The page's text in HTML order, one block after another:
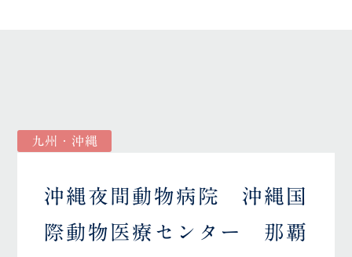
九州・沖縄
沖縄夜間動物病院 沖縄国
際動物医療センター 那覇